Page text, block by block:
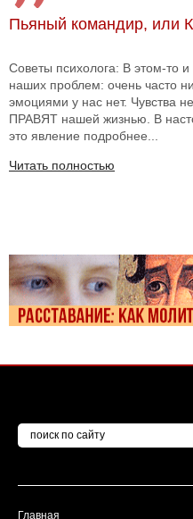
Пьяный командир, или
Советы психолога: В этом-то
наших проблем: очень часто
эмоциями у нас нет. Чувства
ПРАВЯТ нашей жизнью. В
это явление подробнее...
Читать полностью
Главная